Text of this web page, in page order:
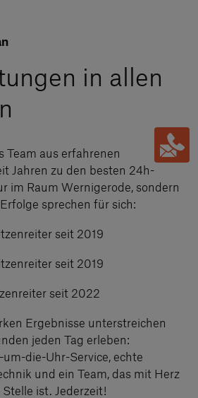
in allen
Team aus erfahrenen
Jahren zu den besten 24h-
im Raum Wernigerode, sondern
sprechen für sich:
seit 2019
seit 2019
seit 2022
Ergebnisse unterstreichen
jeden Tag erleben:
die-Uhr-Service, echte
und ein Team, das mit Herz
ist. Jederzeit!